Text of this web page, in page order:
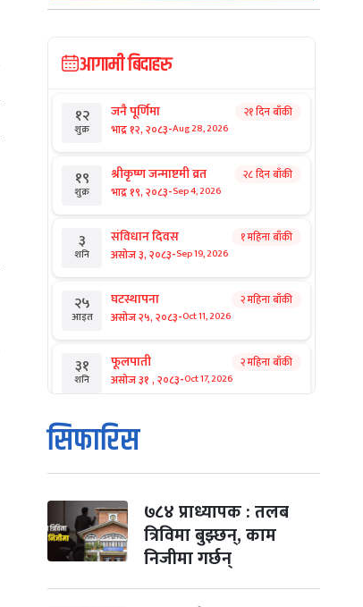
आगामी बिदाहरु
१२
शुक्र
जनै पूर्णिमा
भाद्र १२, २०८३-Aug 28, 2026
२१ दिन बाँकी
१९
शुक्र
श्रीकृष्ण जन्माष्टमी व्रत
भाद्र १९, २०८३-Sep 4, 2026
२८ दिन बाँकी
३
शनि
संविधान दिवस
असोज ३, २०८३-Sep 19, 2026
१ महिना बाँकी
२५
आइत
घटस्थापना
असोज २५, २०८३-Oct 11, 2026
२ महिना बाँकी
३१
शनि
फूलपाती
असोज ३१ , २०८३-Oct 17, 2026
२ महिना बाँकी
१
आइत
कार्तिक सङ्क्रान्ति
कार्तिक १, २०८३
मंगल कार्तिक ३, २०८३ -Oct 20, 2026
४ विजयादशमी
कार्तिक ४, २०८३-Oct 21, 2026
सिफारिस
७८४ प्राध्यापक : तलब
त्रिविमा बुझ्छन्, काम
निजीमा गर्छन्